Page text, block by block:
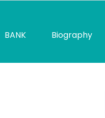
BANK Biography